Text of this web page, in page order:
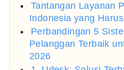
Tantangan Layanan
Indonesia yang
Perbandingan 5
Pelanggan Terbaik
2026